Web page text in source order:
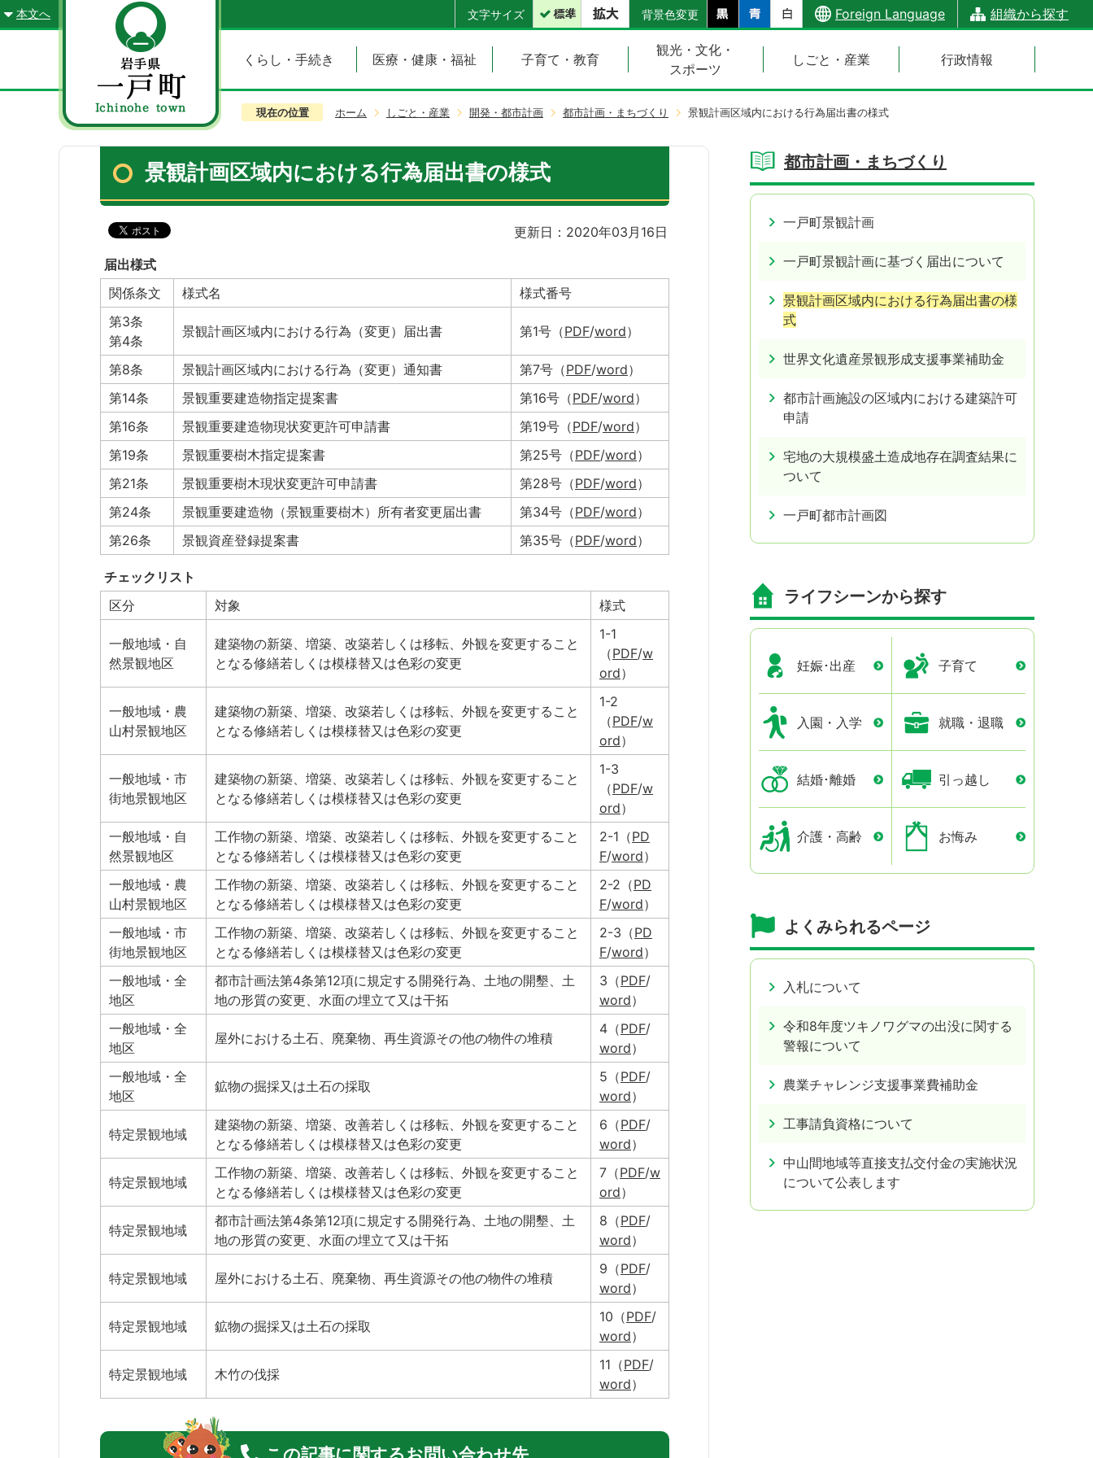
本文へ 文字サイズ 背景色変更 Foreign Language 組織から探す
くらし・手続き 医療・健康・福祉 子育て・教育
観光・文化・
スポーツ
しごと・産業 行政情報
現在の位置 ホーム しごと・産業 開発・都市計画 都市計画・まちづくり 景観計画区域内における行為届出書の様式
景観計画区域内における行為届出書の様式
更新日：2020年03月16日
届出様式
関係条文
様式名
様式番号
第3条
第4条
景観計画区域内における行為（変更）届出書 第1号（PDF/word）
第8条 景観計画区域内における行為（変更）通知書 第7号（PDF/word）
第14条
景観重要建造物指定提案書 第16号（PDF/word）
第16条
景観重要建造物現状変更許可申請書 第19号（PDF/word）
第19条
景観重要樹木指定提案書 第25号（PDF/word）
第21条
景観重要樹木現状変更許可申請書 第28号（PDF/word）
第24条
景観重要建造物（景観重要樹木）所有者変更届出書 第34号（PDF/word）
第26条
景観資産登録提案書 第35号（PDF/word）
チェックリスト
区分
対象 様式
一般地域・自
然景観地区
建築物の新築、増築、改築若しくは移転、外観を変更すること
となる修繕若しくは模様替又は色彩の変更
1-1
（PDF/w
ord）
一般地域・農
山村景観地区
建築物の新築、増築、改築若しくは移転、外観を変更すること
となる修繕若しくは模様替又は色彩の変更
1-2
（PDF/w
ord）
一般地域・市
街地景観地区
建築物の新築、増築、改築若しくは移転、外観を変更すること
となる修繕若しくは模様替又は色彩の変更
1-3
（PDF/w
ord）
一般地域・自
然景観地区
工作物の新築、増築、改築若しくは移転、外観を変更すること
となる修繕若しくは模様替又は色彩の変更
2-1（PD
F/word）
一般地域・農
山村景観地区
工作物の新築、増築、改築若しくは移転、外観を変更すること
となる修繕若しくは模様替又は色彩の変更
2-2（PD
F/word）
一般地域・市
街地景観地区
工作物の新築、増築、改築若しくは移転、外観を変更すること
となる修繕若しくは模様替又は色彩の変更
2-3（PD
F/word）
一般地域・全
地区
都市計画法第4条第12項に規定する開発行為、土地の開墾、土
地の形質の変更、水面の埋立て又は干拓
3（PDF/
word）
一般地域・全
地区
屋外における土石、廃棄物、再生資源その他の物件の堆積
4（PDF/
word）
一般地域・全
地区
鉱物の掘採又は土石の採取
5（PDF/
word）
特定景観地域
建築物の新築、増築、改善若しくは移転、外観を変更すること
となる修繕若しくは模様替又は色彩の変更
6（PDF/
word）
特定景観地域
工作物の新築、増築、改善若しくは移転、外観を変更すること
となる修繕若しくは模様替又は色彩の変更
7（PDF/w
ord）
特定景観地域
都市計画法第4条第12項に規定する開発行為、土地の開墾、土
地の形質の変更、水面の埋立て又は干拓
8（PDF/
word）
特定景観地域 屋外における土石、廃棄物、再生資源その他の物件の堆積
9（PDF/
word）
特定景観地域 鉱物の掘採又は土石の採取
10（PDF/
word）
特定景観地域 木竹の伐採
11（PDF/
word）
都市計画・まちづくり
一戸町景観計画
一戸町景観計画に基づく届出について
景観計画区域内における行為届出書の様
式
世界文化遺産景観形成支援事業補助金
都市計画施設の区域内における建築許可
申請
宅地の大規模盛土造成地存在調査結果に
ついて
一戸町都市計画図
ライフシーンから探す
妊娠･出産 子育て
入園・入学 就職・退職
結婚･離婚 引っ越し
介護・高齢 お悔み
よくみられるページ
入札について
令和8年度ツキノワグマの出没に関する
警報について
農業チャレンジ支援事業費補助金
工事請負資格について
中山間地域等直接支払交付金の実施状況
について公表します